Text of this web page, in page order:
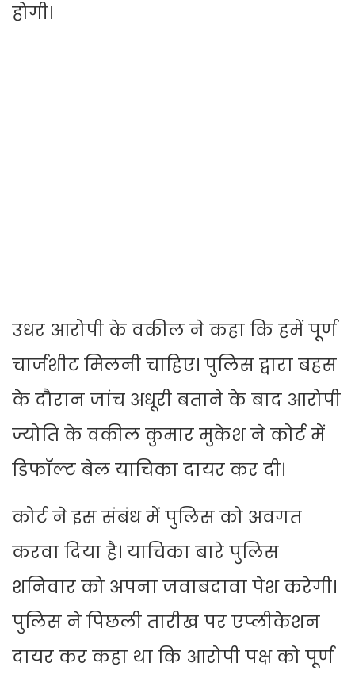
होगी।
उधर आरोपी के वकील ने कहा कि हमें पूर्ण
चार्जशीट मिलनी चाहिए। पुलिस द्वारा बहस
के दौरान जांच अधूरी बताने के बाद आरोपी
ज्योति के वकील कुमार मुकेश ने कोर्ट में
डिफॉल्ट बेल याचिका दायर कर दी।
कोर्ट ने इस संबंध में पुलिस को अवगत
करवा दिया है। याचिका बारे पुलिस
शनिवार को अपना जवाबदावा पेश करेगी।
पुलिस ने पिछली तारीख पर एप्लीकेशन
दायर कर कहा था कि आरोपी पक्ष को पूर्ण